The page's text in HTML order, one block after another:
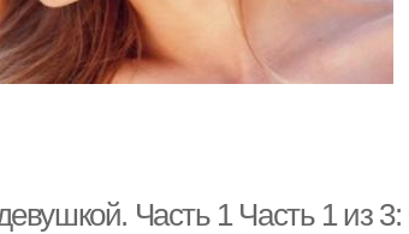
Часть 1 Часть 1 из